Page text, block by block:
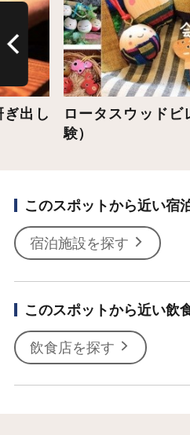
出し
ロータスウッドビ
験）
このスポットから近い宿
宿泊施設を探す
このスポットから近い飲
飲食店を探す